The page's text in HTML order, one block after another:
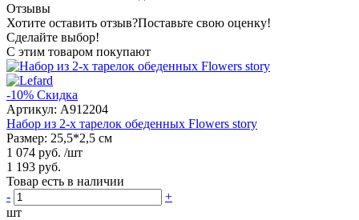
Отзывы
Хотите оставить отзыв?Поставьте свою оценку!
Сделайте выбор!
С этим товаром покупают
-10% Скидка
Артикул: A912204
Набор из 2-х тарелок обеденных Flowers story
Размер: 25,5*2,5 см
1 074 руб. /шт
1 193 руб.
Товар есть в наличии
-
+
шт